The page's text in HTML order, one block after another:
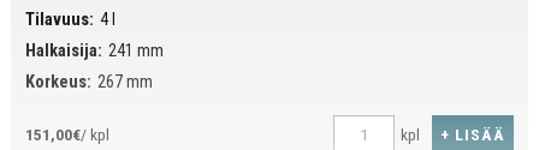
Tilavuus: 4 l
Halkaisija: 241 mm
Korkeus: 267 mm
151,00€/ kpl kpl + LISÄÄ